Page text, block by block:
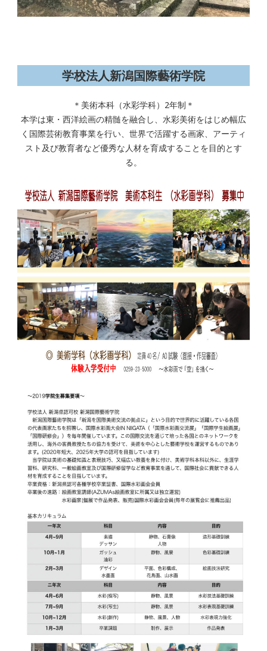
学校法人新潟国際藝術学院
＊美術本科（水彩学科）2年制＊
本学は東・西洋絵画の精髄を融合し、水彩美術をはじめ幅広
く国際芸術教育事業を行い、世界で活躍する画家、アーティ
スト及び教育者など優秀な人材を育成することを目的とす
る。